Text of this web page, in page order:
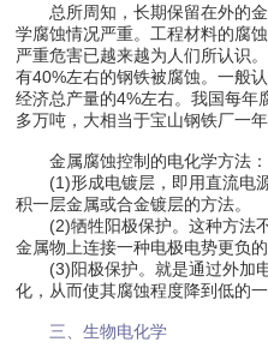
总所周知，长期保留在外的金
学腐蚀情况严重。工程材料的腐
严重危害已越来越为人们所认识
有40%左右的钢铁被腐蚀。一般
经济总产量的4%左右。我国每
多万吨，大相当于宝山钢铁厂一年
金属腐蚀控制的电化学方法：
(1)形成电镀层，即用直流电
积一层金属或合金镀层的方法。
(2)牺牲阳极保护。这种方法
金属物上连接一种电极电势更负的
(3)阳极保护。就是通过外加
化，从而使其腐蚀程度降到低的
三、生物电化学